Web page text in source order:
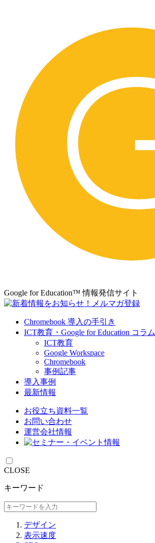
Google for Education™ 情報発信サイト
Chromebook 導入の手引き
ICT教育・Google for Education コラム
ICT教育
Google Workspace
Chromebook
事例記事
導入事例
最新情報
お役立ち資料⼀覧
お問い合わせ
運営会社情報
CLOSE
キーワード
デザイン
表示速度